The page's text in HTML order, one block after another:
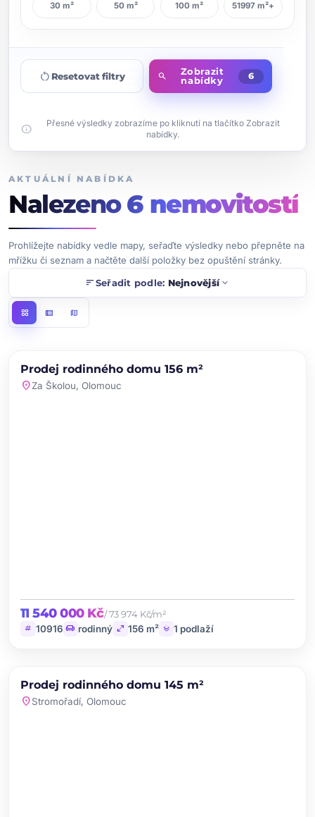
30 m² 50 m² 100 m² 51997 m²+
restart_alt Resetovat filtry search
Zobrazit
nabídky
6
info
Přesné výsledky zobrazíme po kliknutí na tlačítko Zobrazit
nabídky.
AKTUÁLNÍ NABÍDKA
Nalezeno6 nemovitostí
Prohlížejte nabídky vedle mapy, seřaďte výsledky nebo přepněte na
mřížku či seznam a načtěte další položky bez opuštění stránky.
sortSeřadit podle: Nejnovějšíexpand_more
grid_view view_list map
PRODEJ
Prodej rodinného domu 156 m²
location_onZa Školou, Olomouc
11 540 000 Kč/ 73 974 Kč/m²
tag 10916 chair rodinný open_in_full 156 m² layers 1 podlaží
PRODEJ
Prodej rodinného domu 145 m²
location_onStromořadí, Olomouc